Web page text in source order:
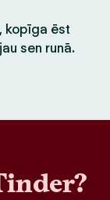
kopīga ēst
sen runā.